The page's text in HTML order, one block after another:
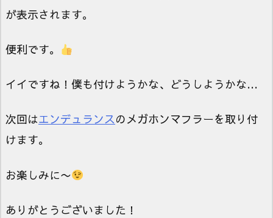
が表示されます。
便利です。
イイですね！僕も付けようかな、どうしようかな…
次回はエンデュランスのメガホンマフラーを取り付
けます。
お楽しみに〜
ありがとうございました！